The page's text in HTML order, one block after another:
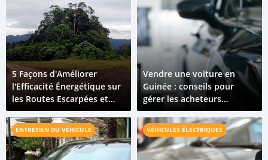
5 Façons d'Améliorer
l'Efficacité Énergétique sur
les Routes Escarpées et
Sinueuses de Guinée
Vendre une voiture en
Guinée : conseils pour
gérer les acheteurs
potentiels
ENTRETIEN DU VÉHICULE VÉHICULES ÉLECTRIQUES